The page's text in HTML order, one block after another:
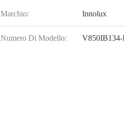
Marchio: Innolux
Numero Di Modello: